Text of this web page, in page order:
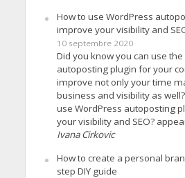
How to use WordPress
improve your visibility and
10 septembre 2020
Did you know you can use
autoposting plugin for your
improve not only your time
business and visibility as
use WordPress autoposting
your visibility and SEO?
Ivana Cirkovic
How to create a personal
step DIY guide